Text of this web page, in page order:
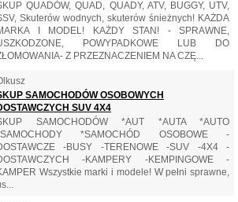
QUADÓW, QUAD, QUADY, ATV, BUGGY, UTV,
Skuterów wodnych, skuterów śnieżnych! KAŻDA
I MODEL! KAŻDY STAN! - SPRAWNE,
POWYPADKOWE LUB DO
Z PRZEZNACZENIEM NA CZĘ...
SAMOCHODÓW OSOBOWYCH
SUV 4X4
SAMOCHODÓW *AUT *AUTA *AUTO
*SAMOCHÓD OSOBOWE -
-BUSY -TERENOWE -SUV -4X4 -
-KAMPERY -KEMPINGOWE -
Wszystkie marki i modele! W pełni sprawne,